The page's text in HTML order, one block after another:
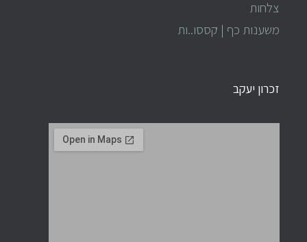
צלחות
משענות כף | קססו..ות
זכרון יעקב